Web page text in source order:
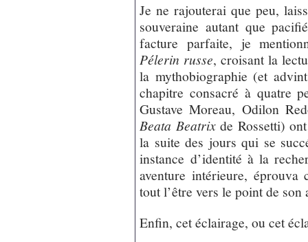
Je ne rajouterai que peu,
souveraine autant que
facture parfaite, je
Pélerin russe, croisant la
la mythobiographie (et
chapitre consacré à quatre
Gustave Moreau, Odilon
Beata Beatrixde Rossetti)
la suite des jours qui se
instance d’identité à la
aventure intérieure,
tout l’être vers le point de
Enfin, cet éclairage, ou cet